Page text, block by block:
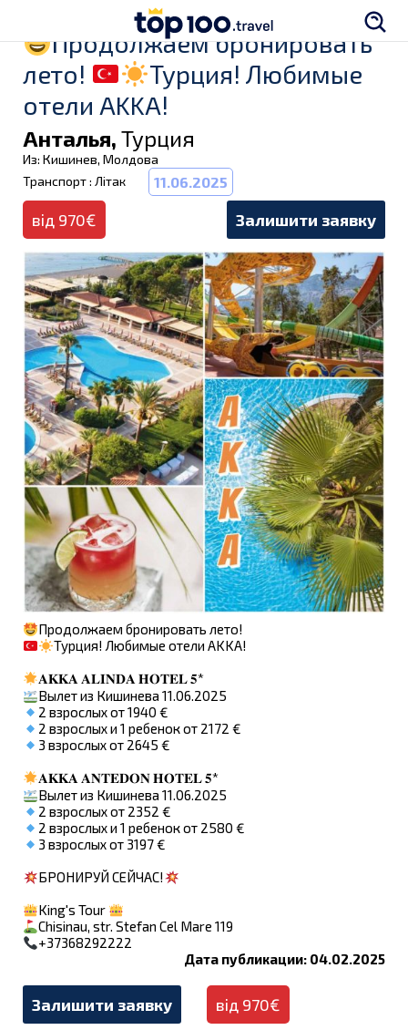
Продолжаем бронировать
лето!
Турция! Любимые
отели AKKA!
Анталья, Турция
Из: Кишинев, Молдова
Транспорт : Літак
11.06.2025
від 970€ Залишити заявку
Продолжаем бронировать лето!
Турция! Любимые отели AKKA!
𝐀𝐊𝐊𝐀 𝐀𝐋𝐈𝐍𝐃𝐀 𝐇𝐎𝐓𝐄𝐋 𝟓*
Вылет из Кишинева 11.06.2025
2 взрослых от 1940 €
2 взрослых и 1 ребенок от 2172 €
3 взрослых от 2645 €
𝐀𝐊𝐊𝐀 𝐀𝐍𝐓𝐄𝐃𝐎𝐍 𝐇𝐎𝐓𝐄𝐋 𝟓*
Вылет из Кишинева 11.06.2025
2 взрослых от 2352 €
2 взрослых и 1 ребенок от 2580 €
3 взрослых от 3197 €
БРОНИРУЙ СЕЙЧАС!
King's Tour
Chisinau, str. Stefan Cel Mare 119
+37368292222
Дата публикации: 04.02.2025
Залишити заявку від 970€